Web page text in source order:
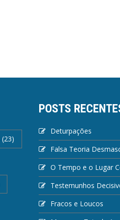
(23)
POSTS
Deturpações
Falsa Teoria
O Tempo e o Lugar
Testemunhos
Fracos e Loucos